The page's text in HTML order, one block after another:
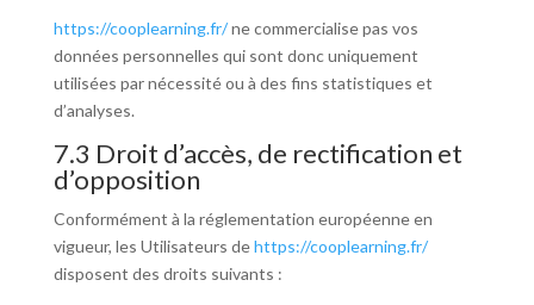
https://cooplearning.fr/ne commercialise pas vos
données personnelles qui sont donc uniquement
utilisées par nécessité ou à des fins statistiques et
d’analyses.
7.3 Droit d’accès, de rectification et
d’opposition
Conformément à la réglementation européenne en
vigueur, les Utilisateurs dehttps://cooplearning.fr/
disposent des droits suivants :